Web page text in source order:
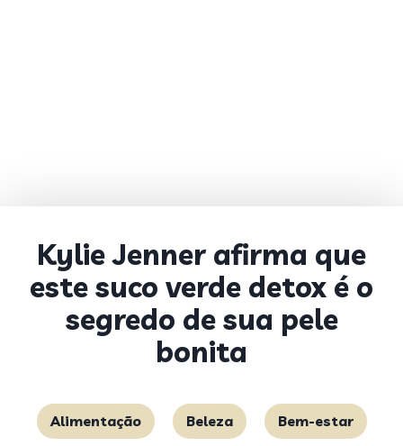
Kylie Jenner afirma que
este suco verde detox é o
segredo de sua pele
bonita
Alimentação Beleza Bem-estar